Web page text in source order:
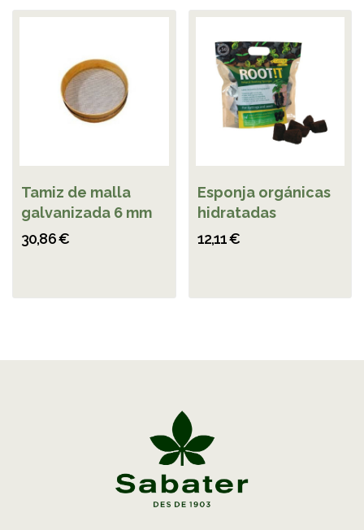
Tamiz de malla
galvanizada 6 mm
30,86 €
Esponja orgánicas
hidratadas
12,11 €